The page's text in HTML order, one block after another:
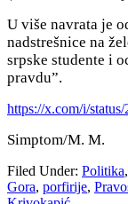
U više navrata je
nadstrešnice na
srpske studente i
pravdu”.
https://x.com/i/
Simptom/M. M.
Filed Under: Politika,
Gora, porfirije,